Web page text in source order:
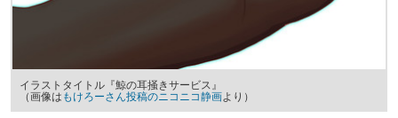
イラストタイトル『鯨の耳掻きサービス』
（画像は もけろーさん投稿のニコニコ静画より）